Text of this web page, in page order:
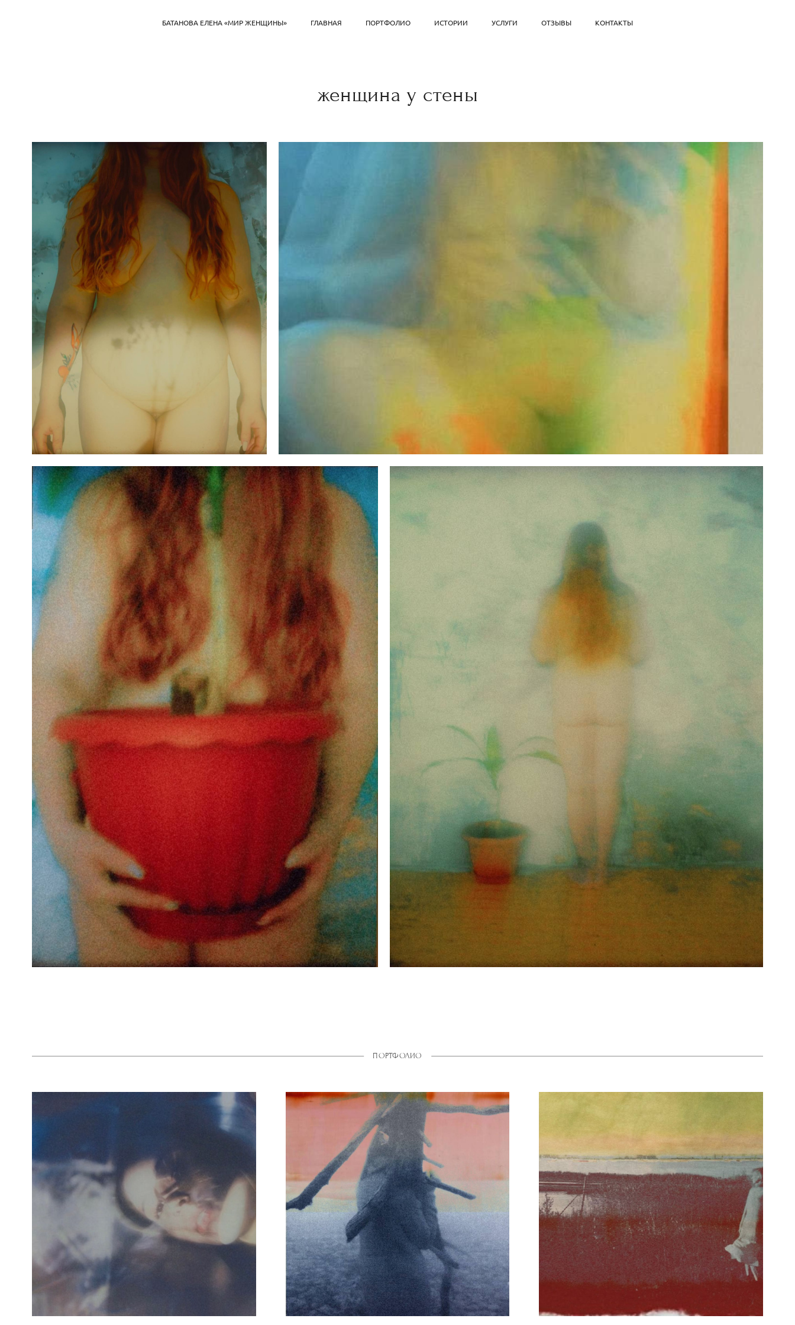
БАТАНОВА ЕЛЕНА «МИР ЖЕНЩИНЫ» ГЛАВНАЯ ПОРТФОЛИО ИСТОРИИ УСЛУГИ ОТЗЫВЫ КОНТАКТЫ
женщина у стены
ПОРТФОЛИО